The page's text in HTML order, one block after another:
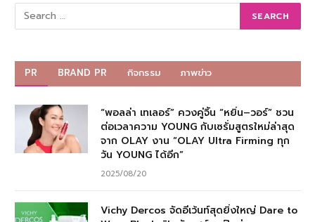
PR BRAND PR กิจกรรม ภาพข่าว
“พอลล่า เทเลอร์” ควงคู่จิ้น “หยิ่น–วอร์” ชวน
ต่อเวลาความ YOUNG กับเซรั่มสูตรใหม่ล่าสุด
จาก OLAY งาน “OLAY Ultra Firming ทุก
วัน YOUNG ได้อีก”
2025/08/20
Vichy Dercos จัดอีเว้นท์สุดยิ่งใหญ่ Dare to